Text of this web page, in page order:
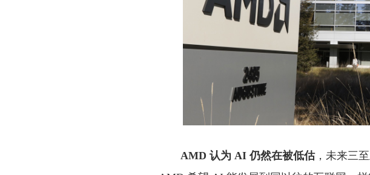
AMD 认为 AI 仍然在被低估，未来三